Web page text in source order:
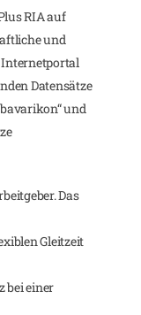
RIA auf
und
Internetportal
Datensätze
und
Das
Gleitzeit
bei einer